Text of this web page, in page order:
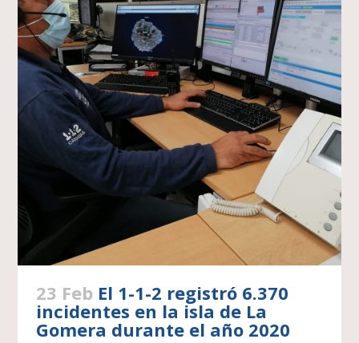
23 Feb El 1-1-2 registró 6.370
incidentes en la isla de La
Gomera durante el año 2020